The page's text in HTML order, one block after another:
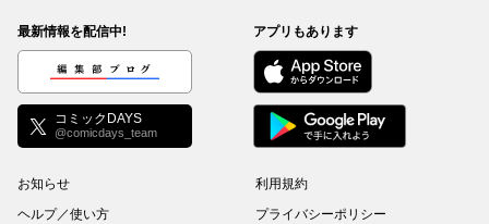
最新情報を配信中!
編集部ブログ
コミックDAYS
@comicdays_team
アプリもあります
お知らせ
ヘルプ／使い方
利用規約
プライバシーポリシー